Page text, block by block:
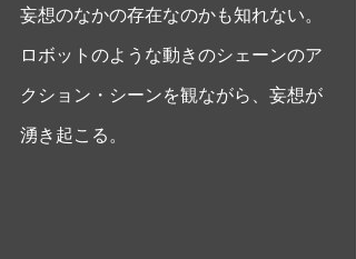
妄想のなかの存在なのかも知れない。
ロボットのような動きのシェーンのア
クション・シーンを観ながら、妄想が
湧き起こる。